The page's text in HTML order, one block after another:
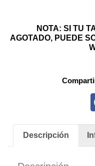
NOTA: SI TU
AGOTADO, PUEDE
Descripción